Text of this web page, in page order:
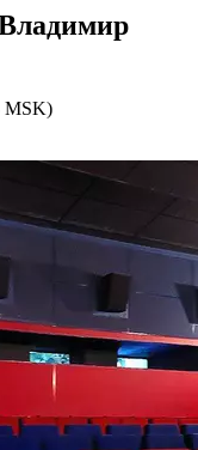
MSK)